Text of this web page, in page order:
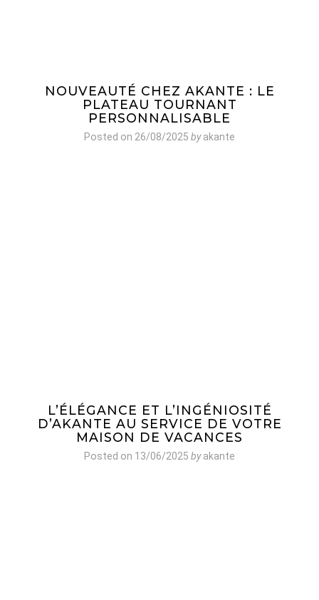
NOUVEAUTÉ CHEZ AKANTE : LE
PLATEAU TOURNANT
PERSONNALISABLE
Posted on 26/08/2025 byakante
L’ÉLÉGANCE ET L’INGÉNIOSITÉ
D’AKANTE AU SERVICE DE VOTRE
MAISON DE VACANCES
Posted on 13/06/2025 byakante